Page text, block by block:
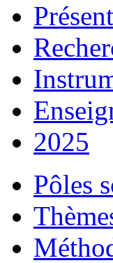
2025
Pôles